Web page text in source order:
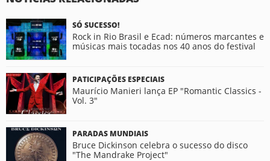
SÓ SUCESSO!
Rock in Rio Brasil e Ecad: números marcantes e
músicas mais tocadas nos 40 anos do festival
PATICIPAÇÕES ESPECIAIS
Maurício Manieri lança EP "Romantic Classics -
Vol. 3"
PARADAS MUNDIAIS
Bruce Dickinson celebra o sucesso do disco
"The Mandrake Project"